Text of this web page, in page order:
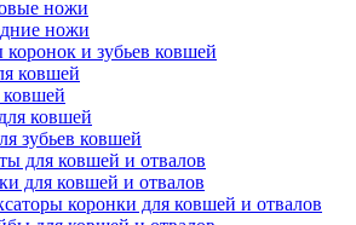
ножи
ножи
и зубьев ковшей
ковшей
ковшей
ковшей
зубьев ковшей
для ковшей и отвалов
для ковшей и отвалов
коронки для ковшей и отвалов